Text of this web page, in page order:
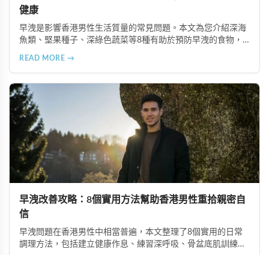
健康
早洩是影響香港男性生活質量的常見問題。本文為您介紹深海
魚類、堅果種子、深綠色蔬菜等8種有助於預防早洩的食物，
READ MORE →
早洩改善攻略：8個實用方法幫助香港男性重拾親密自
信
早洩問題在香港男性中相當普遍，本文整理了8個實用的日常
調理方法，包括建立健康作息、練習深呼吸、骨盆底肌訓練、